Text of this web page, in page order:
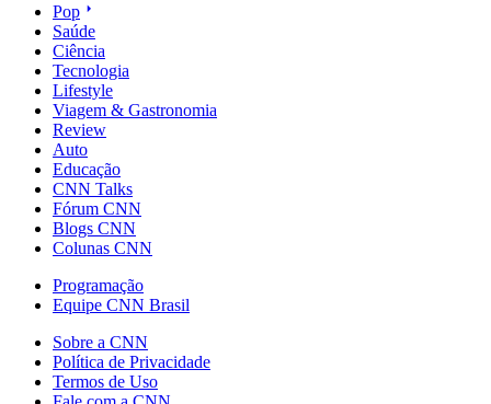
Pop
Saúde
Ciência
Tecnologia
Lifestyle
Viagem & Gastronomia
Review
Auto
Educação
CNN Talks
Fórum CNN
Blogs CNN
Colunas CNN
Programação
Equipe CNN Brasil
Sobre a CNN
Política de Privacidade
Termos de Uso